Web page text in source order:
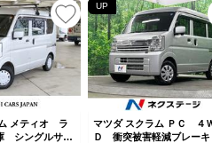
メティオ ラ
シングルサブ
UP
マツダ スクラム ＰＣ ４
Ｄ 衝突被害軽減ブレー